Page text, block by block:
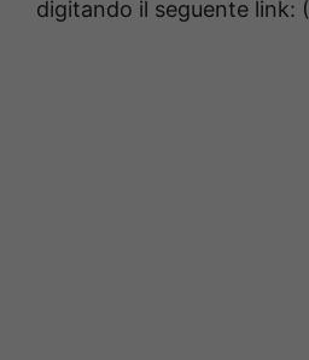
digitando il seguente link: (